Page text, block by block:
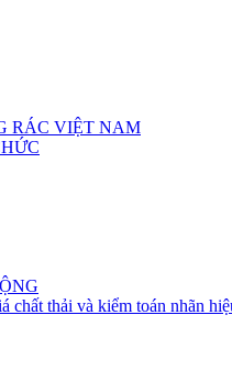
RÁC VIỆT NAM
chất thải và kiểm toán nhãn